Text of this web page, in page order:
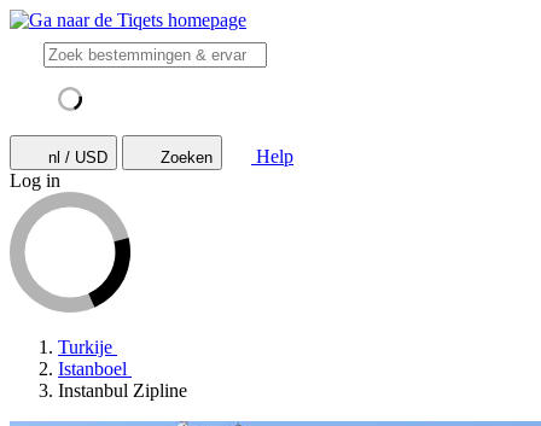
nl / USD Zoeken
Help
Log in
Turkije
Istanboel
Instanbul Zipline